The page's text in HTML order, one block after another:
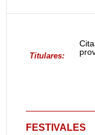
Titulares:
FESTIVALES